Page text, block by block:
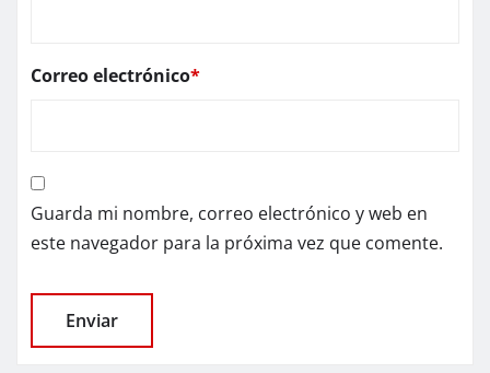
Correo electrónico*
Guarda mi nombre, correo electrónico y web en
este navegador para la próxima vez que comente.